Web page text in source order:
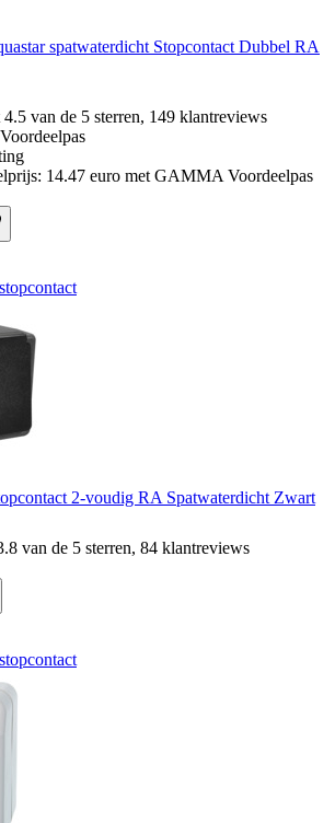
spatwaterdicht Stopcontact Dubbel RA
van de 5 sterren, 149 klantreviews
14.47 euro met GAMMA Voordeelpas
2-voudig RA Spatwaterdicht Zwart
van de 5 sterren, 84 klantreviews